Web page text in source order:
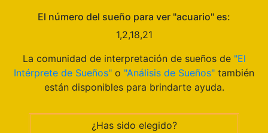
El número del sueño para ver "acuario" es:
1,2,18,21
La comunidad de interpretación de sueños de "El
Intérprete de Sueños" o "Análisis de Sueños" también
están disponibles para brindarte ayuda.
¿Has sido elegido?